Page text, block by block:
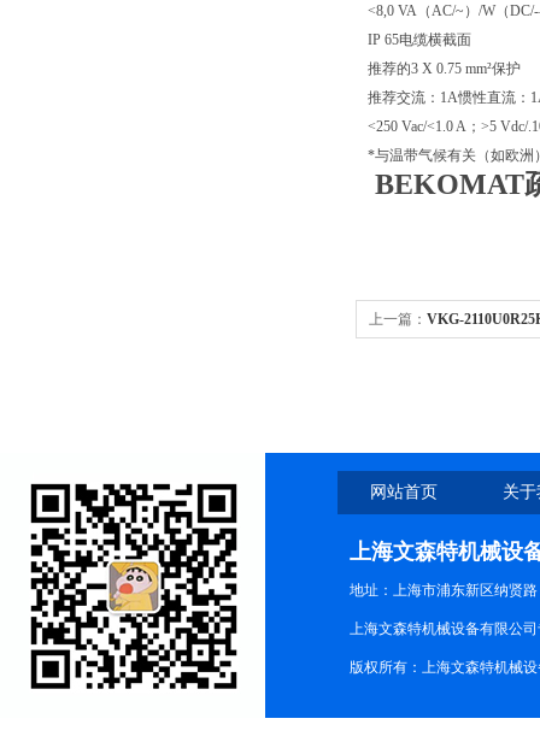
<8,0 VA（AC/~）/W（
IP 65电缆横截面
推荐的3 X 0.75 mm²保护
推荐交流：1A惯性直流：
<250 Vac/<1.0 A；>5 Vdc/
*与温带气候有关（如欧洲
BEKOMAT
上一篇： VKG-
网站首页 关
上海文森特机械设
地址：上海市浦东新区纳贤路
上海文森特机械设备有限公
版权所有：上海文森特机械